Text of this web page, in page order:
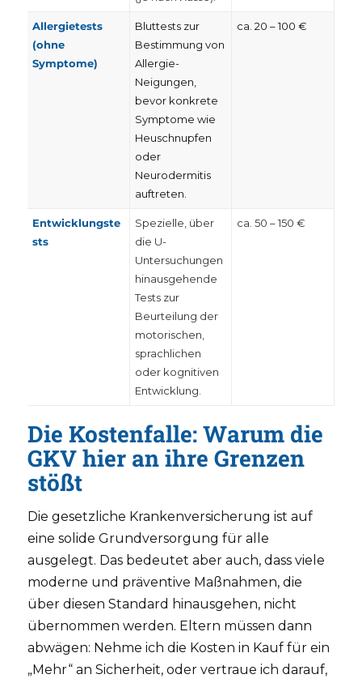
Allergietests
(ohne
Symptome)
Bluttests zur
Bestimmung von
Allergie-
Neigungen,
bevor konkrete
Symptome wie
Heuschnupfen
oder
Neurodermitis
auftreten.
ca. 20 – 100 €
Entwicklungste
sts
Spezielle, über
die U-
Untersuchungen
hinausgehende
Tests zur
Beurteilung der
motorischen,
sprachlichen
oder kognitiven
Entwicklung.
ca. 50 – 150 €
Die Kostenfalle: Warum die
GKV hier an ihre Grenzen
stößt
Die gesetzliche Krankenversicherung ist auf
eine solide Grundversorgung für alle
ausgelegt. Das bedeutet aber auch, dass viele
moderne und präventive Maßnahmen, die
über diesen Standard hinausgehen, nicht
übernommen werden. Eltern müssen dann
abwägen: Nehme ich die Kosten in Kauf für ein
„Mehr“ an Sicherheit, oder vertraue ich darauf,